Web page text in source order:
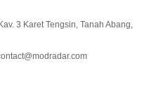
3 Karet Tengsin, Tanah Abang,